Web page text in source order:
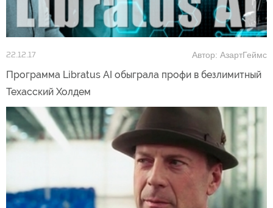
22.12.17 Автор: АзартГеймс
Программа Libratus AI обыграла профи в безлимитный
Техасский Холдем